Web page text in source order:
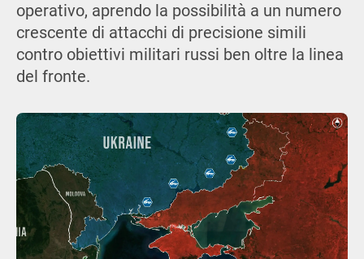
operativo, aprendo la possibilità a un numero
crescente di attacchi di precisione simili
contro obiettivi militari russi ben oltre la linea
del fronte.